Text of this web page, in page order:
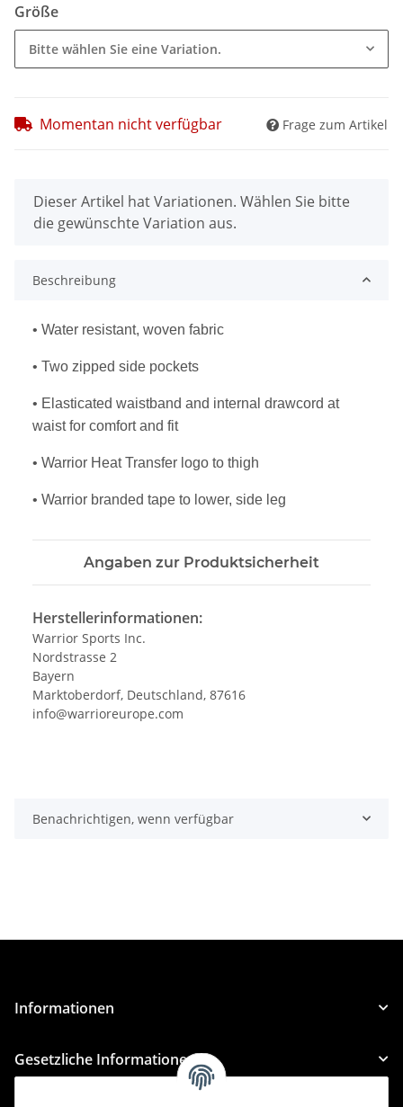
Größe
Bitte wählen Sie eine Variation.
Momentan nicht verfügbar Frage zum Artikel
x
Dieser Artikel hat Variationen. Wählen Sie bitte
die gewünschte Variation aus.
Beschreibung
• Water resistant, woven fabric
• Two zipped side pockets
• Elasticated waistband and internal drawcord at
waist for comfort and fit
• Warrior Heat Transfer logo to thigh
• Warrior branded tape to lower, side leg
Angaben zur Produktsicherheit
Herstellerinformationen:
Warrior Sports Inc.
Nordstrasse 2
Bayern
Marktoberdorf, Deutschland, 87616
info@warrioreurope.com
Benachrichtigen, wenn verfügbar
Informationen
Gesetzliche Informationen